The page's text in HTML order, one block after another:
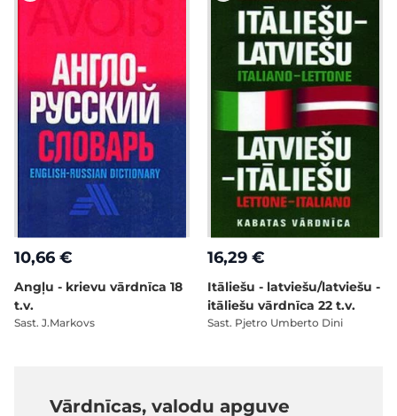
10,66 €
Angļu - krievu vārdnīca 18
t.v.
Sast. J.Markovs
16,29 €
Itāliešu - latviešu/latviešu -
itāliešu vārdnīca 22 t.v.
Sast. Pjetro Umberto Dini
Vārdnīcas, valodu apguve